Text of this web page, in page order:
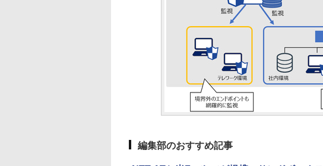
編集部のおすすめ記事